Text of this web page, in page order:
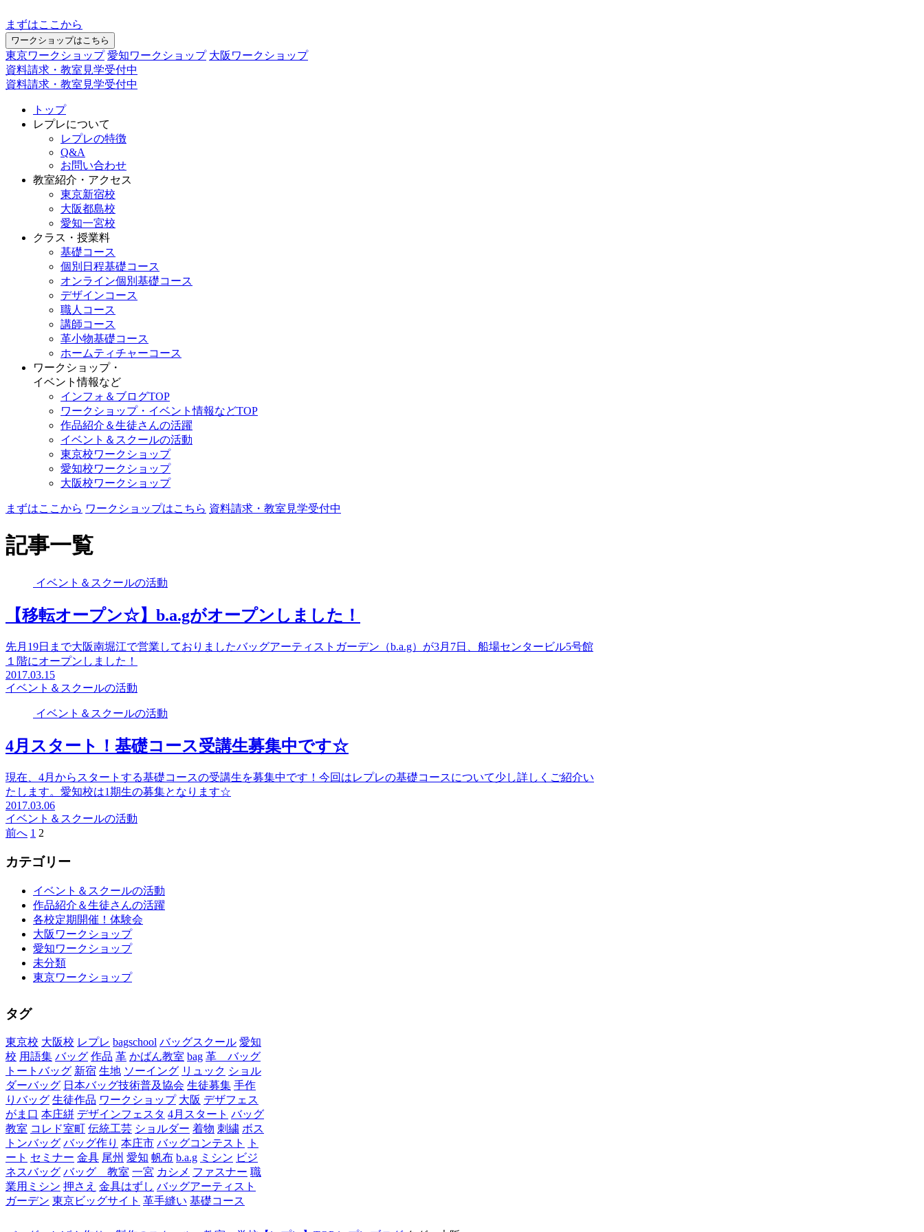
まずはここから
ワークショップはこちら
東京ワークショップ 愛知ワークショップ 大阪ワークショップ
資料請求・教室見学受付中
資料請求・教室見学受付中
トップ
レプレについて
レプレの特徴
Q&A
お問い合わせ
教室紹介・アクセス
東京新宿校
大阪都島校
愛知一宮校
クラス・授業料
基礎コース
個別日程基礎コース
オンライン個別基礎コース
デザインコース
職人コース
講師コース
革小物基礎コース
ホームティチャーコース
ワークショップ・
イベント情報など
インフォ＆ブログTOP
ワークショップ・イベント情報などTOP
作品紹介＆生徒さんの活躍
イベント＆スクールの活動
東京校ワークショップ
愛知校ワークショップ
大阪校ワークショップ
まずはここから ワークショップはこちら 資料請求・教室見学受付中
記事一覧
イベント＆スクールの活動
【移転オープン☆】b.a.gがオープンしました！
先月19日まで大阪南堀江で営業しておりましたバッグアーティストガーデン（b.a.g）が3月7日、船場センタービル5号館
１階にオープンしました！
2017.03.15
イベント＆スクールの活動
イベント＆スクールの活動
4月スタート！基礎コース受講生募集中です☆
現在、4月からスタートする基礎コースの受講生を募集中です！今回はレプレの基礎コースについて少し詳しくご紹介い
たします。愛知校は1期生の募集となります☆
2017.03.06
イベント＆スクールの活動
前へ 1 2
カテゴリー
イベント＆スクールの活動
作品紹介＆生徒さんの活躍
各校定期開催！体験会
大阪ワークショップ
愛知ワークショップ
未分類
東京ワークショップ
タグ
東京校 大阪校 レプレ bagschool バッグスクール 愛知
校 用語集 バッグ 作品 革 かばん教室 bag 革 バッグ
トートバッグ 新宿 生地 ソーイング リュック ショル
ダーバッグ 日本バッグ技術普及協会 生徒募集 手作
りバッグ 生徒作品 ワークショップ 大阪 デザフェス
がま口 本庄絣 デザインフェスタ 4月スタート バッグ
教室 コレド室町 伝統工芸 ショルダー 着物 刺繍 ボス
トンバッグ バッグ作り 本庄市 バッグコンテスト
ト
ート セミナー 金具 尾州 愛知 帆布 b.a.g ミシン ビジ
ネスバッグ バッグ 教室 一宮 カシメ ファスナー 職
業用ミシン 押さえ 金具はずし バッグアーティスト
ガーデン 東京ビッグサイト 革手縫い 基礎コース